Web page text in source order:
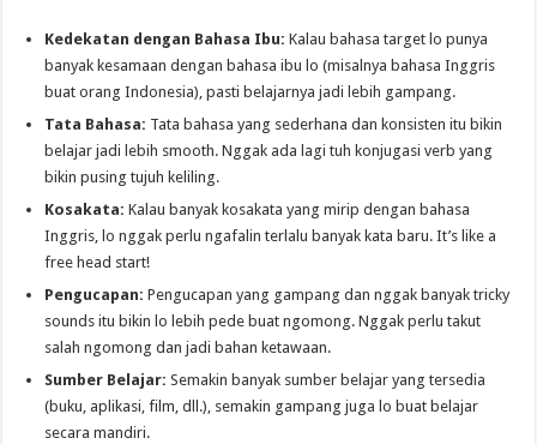
Kedekatan dengan Bahasa Ibu: Kalau bahasa target lo punya
banyak kesamaan dengan bahasa ibu lo (misalnya bahasa Inggris
buat orang Indonesia), pasti belajarnya jadi lebih gampang.
Tata Bahasa: Tata bahasa yang sederhana dan konsisten itu bikin
belajar jadi lebih smooth. Nggak ada lagi tuh konjugasi verb yang
bikin pusing tujuh keliling.
Kosakata: Kalau banyak kosakata yang mirip dengan bahasa
Inggris, lo nggak perlu ngafalin terlalu banyak kata baru. It’s like a
free head start!
Pengucapan: Pengucapan yang gampang dan nggak banyak tricky
sounds itu bikin lo lebih pede buat ngomong. Nggak perlu takut
salah ngomong dan jadi bahan ketawaan.
Sumber Belajar: Semakin banyak sumber belajar yang tersedia
(buku, aplikasi, film, dll.), semakin gampang juga lo buat belajar
secara mandiri.